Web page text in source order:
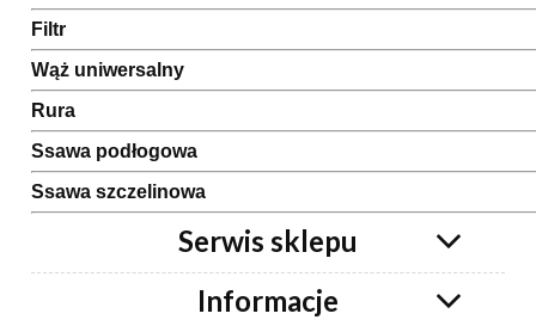
Filtr
Wąż uniwersalny
Rura
Ssawa podłogowa
Ssawa szczelinowa
Serwis sklepu
Informacje